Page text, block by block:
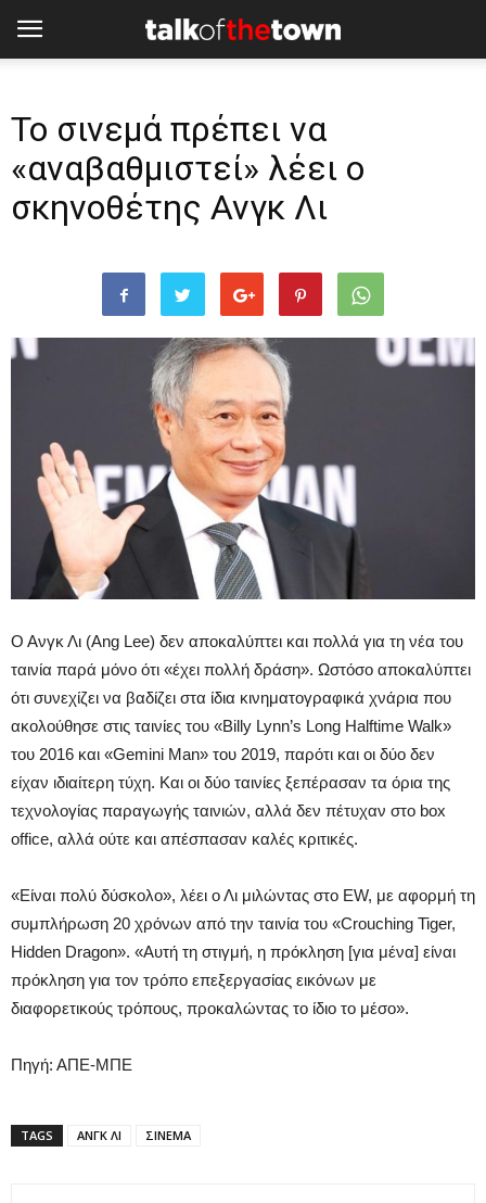
Το σινεμά πρέπει να
«αναβαθμιστεί» λέει ο
σκηνοθέτης Ανγκ Λι
Ο Ανγκ Λι (Ang Lee) δεν αποκαλύπτει και πολλά για τη νέα του
ταινία παρά μόνο ότι «έχει πολλή δράση». Ωστόσο αποκαλύπτει
ότι συνεχίζει να βαδίζει στα ίδια κινηματογραφικά χνάρια που
ακολούθησε στις ταινίες του «Billy Lynn’s Long Halftime Walk»
του 2016 και «Gemini Man» του 2019, παρότι και οι δύο δεν
είχαν ιδιαίτερη τύχη. Και οι δύο ταινίες ξεπέρασαν τα όρια της
τεχνολογίας παραγωγής ταινιών, αλλά δεν πέτυχαν στο box
office, αλλά ούτε και απέσπασαν καλές κριτικές.
«Είναι πολύ δύσκολο», λέει ο Λι μιλώντας στο EW, με αφορμή τη
συμπλήρωση 20 χρόνων από την ταινία του «Crouching Tiger,
Hidden Dragon». «Αυτή τη στιγμή, η πρόκληση [για μένα] είναι
πρόκληση για τον τρόπο επεξεργασίας εικόνων με
διαφορετικούς τρόπους, προκαλώντας το ίδιο το μέσο».
Πηγή: ΑΠΕ-ΜΠΕ
TAGS ΑΝΓΚ ΛΙ ΣΙΝΕΜΑ